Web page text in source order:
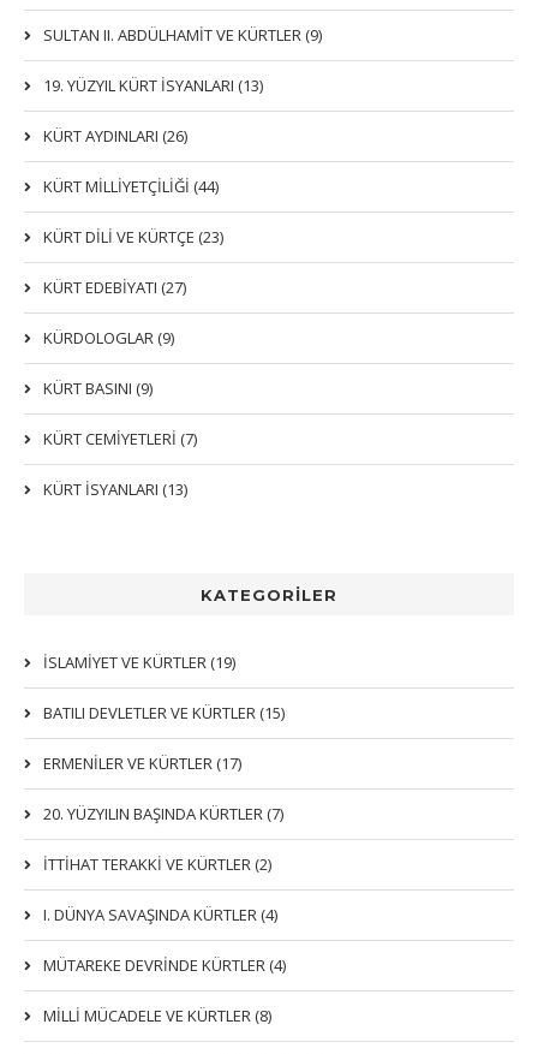
KATEGORİLER
İSLAMIYET VE KÜRTLER (19)
BATILI DEVLETLER VE KÜRTLER (15)
ERMENİLER VE KÜRTLER (17)
20. YÜZYILIN BAŞINDA KÜRTLER (7)
İTTIHAT TERAKKI VE KÜRTLER (2)
I. DÜNYA SAVAŞINDA KÜRTLER (4)
MÜTAREKE DEVRİNDE KÜRTLER (4)
MİLLİ MÜCADELE VE KÜRTLER (8)
SULTAN II. ABDÜLHAMİT VE KÜRTLER (9)
19. YÜZYIL KÜRT İSYANLARI (13)
KÜRT AYDINLARI (26)
KÜRT MİLLİYETÇİLİĞİ (44)
KÜRT DİLİ VE KÜRTÇE (23)
KÜRT EDEBİYATI (27)
KÜRDOLOGLAR (9)
KÜRT BASINI (9)
KÜRT CEMİYETLERİ (7)
KÜRT İSYANLARI (13)